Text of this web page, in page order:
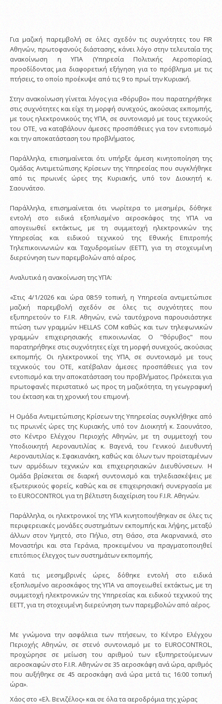
Για μαζική παρεμβολή σε όλες σχεδόν τις συχνότητες του FIR
Αθηνών, πρωτοφανούς διάστασης, κάνει λόγο στην τελευταία της
ανακοίνωση η ΥΠΑ (Υπηρεσία Πολιτικής Αεροπορίας),
προσδίδοντας μια διαφορετική εξήγηση για το πρόβλημα με τις
πτήσεις, το οποίο προέκυψε από τις 9 το πρωί την Κυριακή.
Στην ανακοίνωση γίνεται λόγος για «θόρυβο» που παρατηρήθηκε
στις συχνότητες και είχε τη μορφή συνεχούς, ακούσιας εκπομπής,
με τους ηλεκτρονικούς της ΥΠΑ, σε συντονισμό με τους τεχνικούς
του ΟΤΕ, να καταβάλουν άμεσες προσπάθειες για τον εντοπισμό
και την αποκατάσταση του προβλήματος.
Παράλληλα, επισημαίνεται ότι υπήρξε άμεση κινητοποίηση της
Ομάδας Αντιμετώπισης Κρίσεων της Υπηρεσίας που συγκλήθηκε
από τις πρωινές ώρες της Κυριακής, υπό τον Διοικητή κ.
Σαουνάτσο.
Παράλληλα, επισημαίνεται ότι νωρίτερα το μεσημέρι, δόθηκε
εντολή στο ειδικά εξοπλισμένο αεροσκάφος της ΥΠΑ να
απογειωθεί εκτάκτως, με τη συμμετοχή ηλεκτρονικών της
Υπηρεσίας και ειδικού τεχνικού της Εθνικής Επιτροπής
Τηλεπικοινωνιών και Ταχυδρομείων (ΕΕΤΤ), για τη στοχευμένη
διερεύνηση των παρεμβολών από αέρος.
Αναλυτικά η ανακοίνωση της ΥΠΑ:
«Στις 4/1/2026 και ώρα 08:59 τοπική, η Υπηρεσία αντιμετώπισε
μαζική παρεμβολή σχεδόν σε όλες τις συχνότητες που
εξυπηρετούν το F.I.R. Αθηνών, ενώ ταυτόχρονα παρουσιάστηκε
πτώση των γραμμών HELLAS COM καθώς και των τηλεφωνικών
γραμμών επιχειρησιακής επικοινωνίας. Ο "θόρυβος" που
παρατηρήθηκε στις συχνότητες είχε τη μορφή συνεχούς, ακούσιας
εκπομπής. Οι ηλεκτρονικοί της ΥΠΑ, σε συντονισμό με τους
τεχνικούς του ΟΤΕ, κατέβαλαν άμεσες προσπάθειες για τον
εντοπισμό και την αποκατάσταση του προβλήματος. Πρόκειται για
πρωτοφανές περιστατικό ως προς τη μαζικότητα, τη γεωγραφική
του έκταση και τη χρονική του επιμονή.
Η Ομάδα Αντιμετώπισης Κρίσεων της Υπηρεσίας συγκλήθηκε από
τις πρωινές ώρες της Κυριακής, υπό τον Διοικητή κ. Σαουνάτσο,
στο Κέντρο Ελέγχου Περιοχής Αθηνών, με τη συμμετοχή του
Υποδιοικητή Αεροναυτιλίας κ. Βαγενά, του Γενικού Διευθυντή
Αεροναυτιλίας κ. Σφακιανάκη, καθώς και όλων των προϊσταμένων
των αρμόδιων τεχνικών και επιχειρησιακών Διευθύνσεων. Η
Ομάδα βρίσκεται σε διαρκή συντονισμό και τηλεδιασκέψεις με
εξωτερικούς φορείς, καθώς και σε επιχειρησιακή συνεργασία με
το EUROCONTROL για τη βέλτιστη διαχείριση του F.I.R. Αθηνών.
Παράλληλα, οι ηλεκτρονικοί της ΥΠΑ κινητοποιήθηκαν σε όλες τις
περιφερειακές μονάδες συστημάτων εκπομπής και λήψης, μεταξύ
άλλων στον Υμηττό, στο Πήλιο, στη Θάσο, στα Ακαρνανικά, στο
Μοναστήρι και στα Γεράνια, προκειμένου να πραγματοποιηθεί
επιτόπιος έλεγχος των συστημάτων εκπομπής.
Κατά τις μεσημβρινές ώρες, δόθηκε εντολή στο ειδικά
εξοπλισμένο αεροσκάφος της ΥΠΑ να απογειωθεί εκτάκτως, με τη
συμμετοχή ηλεκτρονικών της Υπηρεσίας και ειδικού τεχνικού της
ΕΕΤΤ, για τη στοχευμένη διερεύνηση των παρεμβολών από αέρος.
Με γνώμονα την ασφάλεια των πτήσεων, το Κέντρο Ελέγχου
Περιοχής Αθηνών, σε στενό συντονισμό με το EUROCONTROL,
προχώρησε σε μείωση του αριθμού των εξυπηρετούμενων
αεροσκαφών στο F.I.R. Αθηνών σε 35 αεροσκάφη ανά ώρα, αριθμός
που αυξήθηκε σε 45 αεροσκάφη ανά ώρα μετά τις 16:00 τοπική
ώρα».
Χάος στο «Ελ. Βενιζέλος» και σε όλα τα αεροδρόμια της χώρας